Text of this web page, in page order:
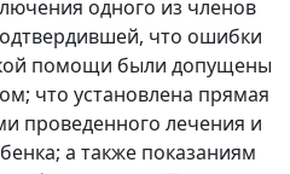
одного из членов
что ошибки
помощи были допущены
что установлена прямая
проведенного лечения и
а также показаниям